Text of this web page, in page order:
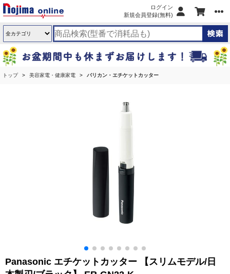
ログイン
新規会員登録(無料)
トップ 美容家電・健康家電 バリカン・エチケットカッター
Panasonic エチケットカッター 【スリムモデル/日